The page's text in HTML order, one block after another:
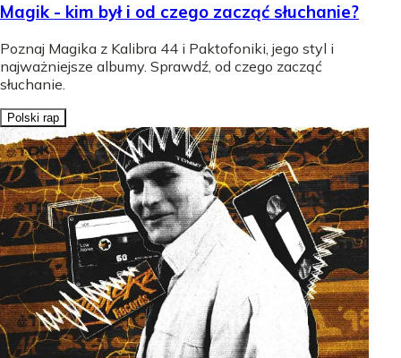
Magik - kim był i od czego zacząć słuchanie?
Poznaj Magika z Kalibra 44 i Paktofoniki, jego styl i
najważniejsze albumy. Sprawdź, od czego zacząć
słuchanie.
Polski rap